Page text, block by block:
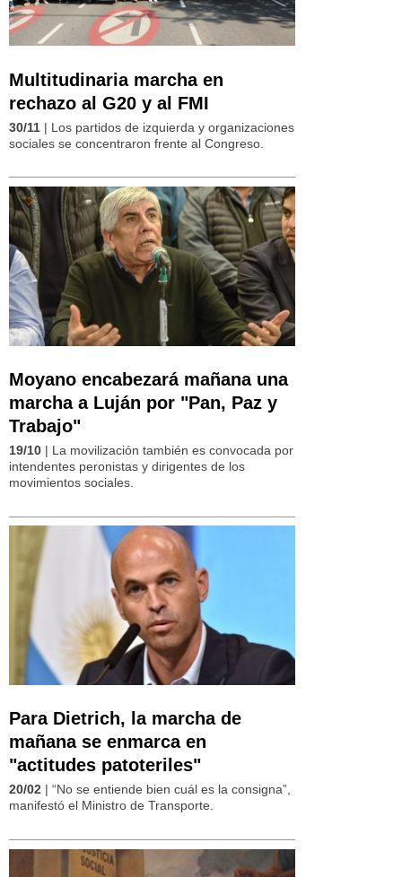
Multitudinaria marcha en
rechazo al G20 y al FMI
30/11 | Los partidos de izquierda y organizaciones
sociales se concentraron frente al Congreso.
Moyano encabezará mañana una
marcha a Luján por "Pan, Paz y
Trabajo"
19/10 | La movilización también es convocada por
intendentes peronistas y dirigentes de los
movimientos sociales.
Para Dietrich, la marcha de
mañana se enmarca en
"actitudes patoteriles"
20/02 | “No se entiende bien cuál es la consigna”,
manifestó el Ministro de Transporte.